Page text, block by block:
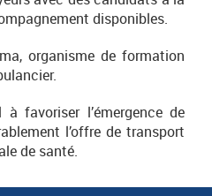
disponibles.
organisme de formation
favoriser l’émergence de
l’offre de transport
de santé.